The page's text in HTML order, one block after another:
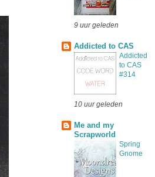
9 uur geleden
Addicted to CAS
Addicted
to CAS
#314
10 uur geleden
Me and my
Scrapworld
Spring
Gnome